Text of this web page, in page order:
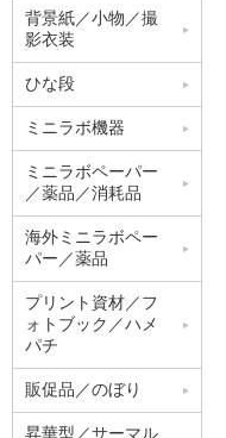
背景紙／小物／撮
影衣装
ひな段
ミニラボ機器
ミニラボペーパー
／薬品／消耗品
海外ミニラボペー
パー／薬品
プリント資材／フ
ォトブック／ハメ
パチ
販促品／のぼり
昇華型／サーマル